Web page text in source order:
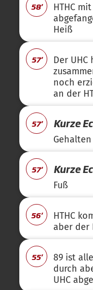
58'
HTHC
Heiß
57'
Der
noch
an der
57' Kurze
Gehalten
57' Kurze
Fuß
56'
HTHC
aber der
55'
89 ist
durch
UHC